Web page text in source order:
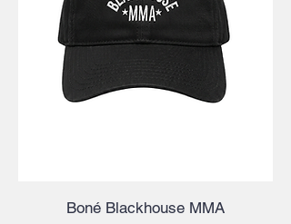
Boné Blackhouse MMA